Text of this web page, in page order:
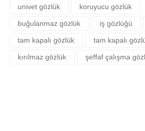
Görüş ve önerileriniz için teşekkür ederiz.
Ürün resmi kalitesiz, bozuk veya
Ürün açıklamasında eksik bilgiler bulunuyor.
univet gözlük
koruyucu gözlük
buğulanmaz gözlük iş gözlüğü
tam kapalı gözlük tam kapalı
kırılmaz gözlük şeffaf çalışma